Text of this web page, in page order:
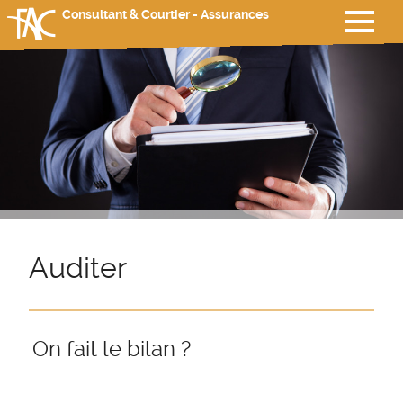
Consultant & Courtier - Assurances
Auditer
On fait le bilan ?